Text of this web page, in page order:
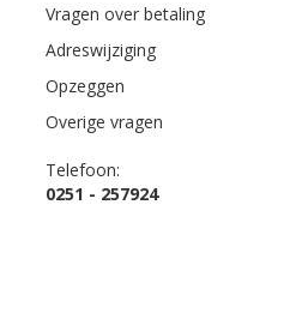
Vragen over betaling
Adreswijziging
Opzeggen
Overige vragen
Telefoon:
0251 - 257924